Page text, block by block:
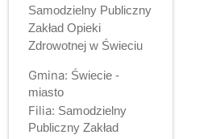
Samodzielny Publiczny
Zakład Opieki
Zdrowotnej w Świeciu
Gmina: Świecie -
miasto
Filia: Samodzielny
Publiczny Zakład